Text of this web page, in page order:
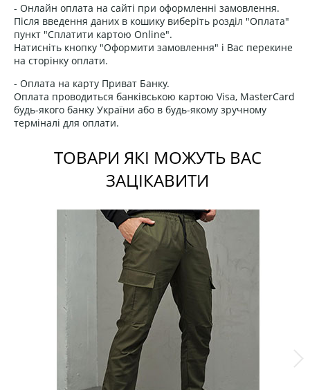
- Онлайн оплата на сайті при оформленні замовлення.
Після введення даних в кошику виберіть розділ "Оплата"
пункт "Сплатити картою Online".
Натисніть кнопку "Оформити замовлення" і Вас перекине
на сторінку оплати.
- Оплата на карту Приват Банку.
Оплата проводиться банківською картою Visa, MasterCard
будь-якого банку України або в будь-якому зручному
терміналі для оплати.
ТОВАРИ ЯКІ МОЖУТЬ ВАС
ЗАЦІКАВИТИ